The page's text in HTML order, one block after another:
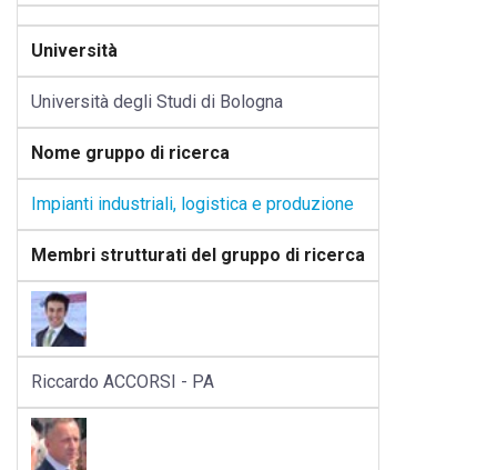
Università
Università degli Studi di Bologna
Nome gruppo di ricerca
Impianti industriali, logistica e produzione
Membri strutturati del gruppo di ricerca
Riccardo ACCORSI - PA